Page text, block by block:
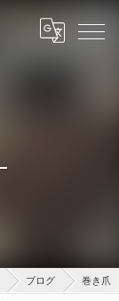
ブログ 巻き爪